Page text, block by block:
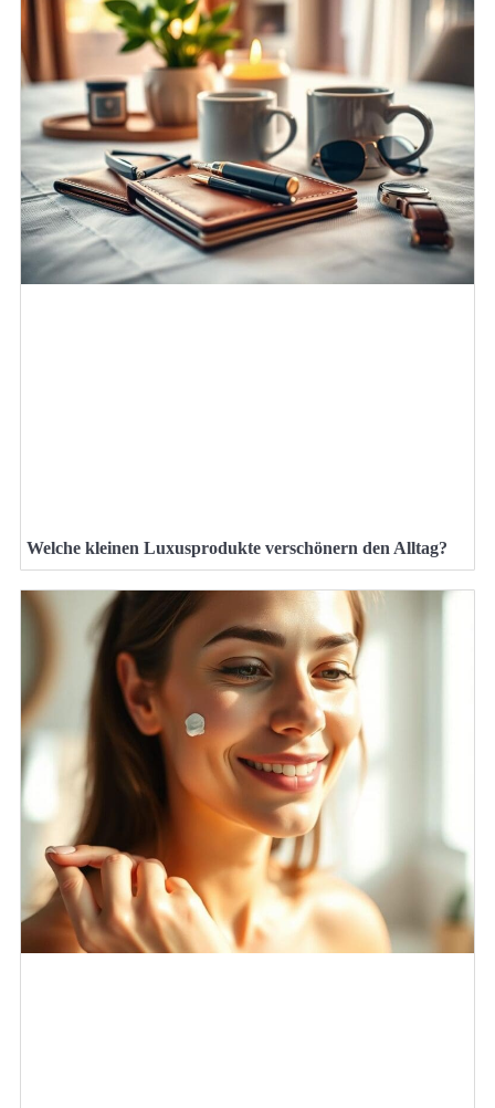
Welche kleinen Luxusprodukte verschönern den Alltag?